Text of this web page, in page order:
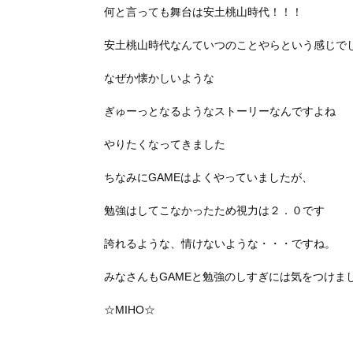
何と言っても舞台は安土桃山時代！！！
安土桃山時代なんていつのことやらという感じで
なぜか懐かしいような
ぎゅーっとなるようなストーリーなんですよね
やりたくなってきました
ちなみにGAMEはよくやっていましたが、
勉強はしてこなかったため視力は２．０です
誇れるような、情けないような・・・ですね。
みなさんもGAMEと勉強のしすぎには気をつけま
☆MIHO☆